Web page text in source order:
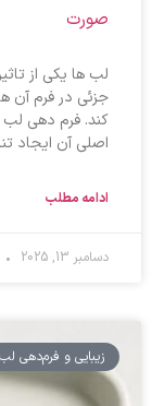
صورت
لب ها یکی از
جزئی در فرم آن
کند. فرم دهی
اصلی آن ایجاد
ادامه مطلب
دسامبر 13, 2025
زیبایی و فرم‌دهی لب